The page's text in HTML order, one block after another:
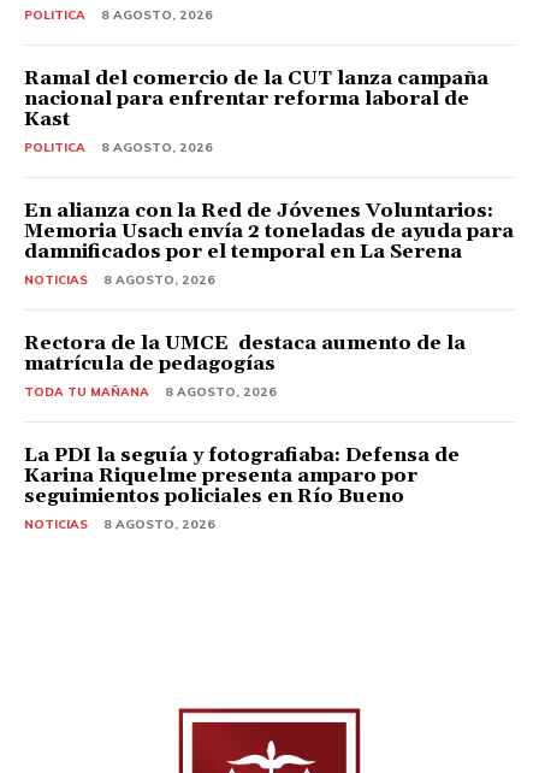
POLITICA 8 AGOSTO, 2026
Ramal del comercio de la CUT lanza campaña
nacional para enfrentar reforma laboral de
Kast
POLITICA 8 AGOSTO, 2026
En alianza con la Red de Jóvenes Voluntarios:
Memoria Usach envía 2 toneladas de ayuda para
damnificados por el temporal en La Serena
NOTICIAS 8 AGOSTO, 2026
Rectora de la UMCE destaca aumento de la
matrícula de pedagogías
TODA TU MAÑANA 8 AGOSTO, 2026
La PDI la seguía y fotografiaba: Defensa de
Karina Riquelme presenta amparo por
seguimientos policiales en Río Bueno
NOTICIAS 8 AGOSTO, 2026